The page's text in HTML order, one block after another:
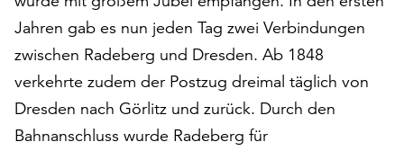
zu
akzeptieren.
Sie
Ihr
Einverständnis
jederzeit
Jahren gab es nun jeden Tag zwei Verbindungen
zwischen Radeberg und Dresden. Ab 1848
verkehrte zudem der Postzug dreimal täglich von
Dresden nach Görlitz und zurück. Durch den
Bahnanschluss wurde Radeberg für